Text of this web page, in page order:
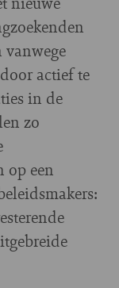
actief te
in de
zo
op een